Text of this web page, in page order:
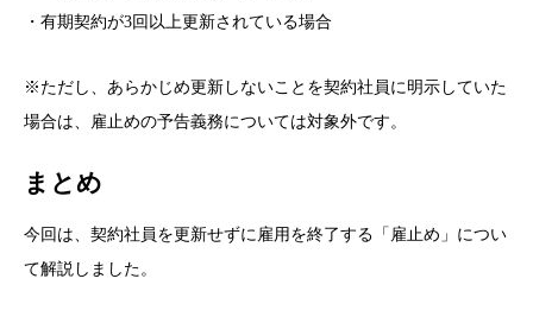
・有期契約が3回以上更新されている場合
※ただし、あらかじめ更新しないことを契約社員に明示していた
場合は、雇止めの予告義務については対象外です。
まとめ
今回は、契約社員を更新せずに雇用を終了する「雇止め」につい
て解説しました。